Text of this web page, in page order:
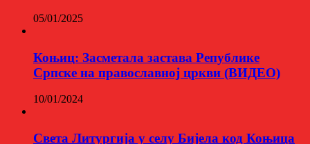
05/01/2025
Коњиц: Засметала застава Републике
Српске на православној цркви (ВИДЕО)
10/01/2024
Света Литургија у селу Бијела код Коњица